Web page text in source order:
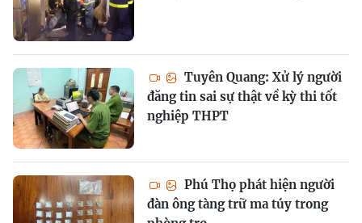
Tuyên Quang: Xử lý người
đăng tin sai sự thật về kỳ thi tốt
nghiệp THPT
Phú Thọ phát hiện người
đàn ông tàng trữ ma túy trong